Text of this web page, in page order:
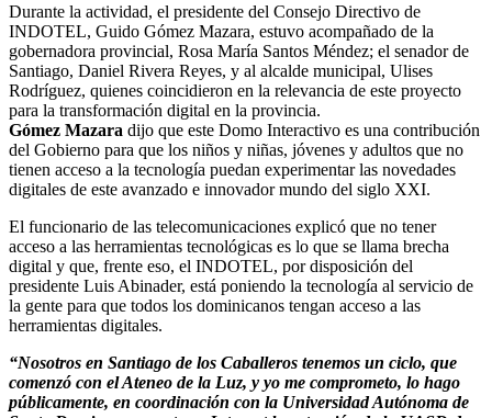
Durante la actividad, el presidente del Consejo Directivo de
INDOTEL, Guido Gómez Mazara, estuvo acompañado de la
gobernadora provincial, Rosa María Santos Méndez; el senador de
Santiago, Daniel Rivera Reyes, y al alcalde municipal, Ulises
Rodríguez, quienes coincidieron en la relevancia de este proyecto
para la transformación digital en la provincia.
Gómez Mazara dijo que este Domo Interactivo es una contribución
del Gobierno para que los niños y niñas, jóvenes y adultos que no
tienen acceso a la tecnología puedan experimentar las novedades
digitales de este avanzado e innovador mundo del siglo XXI.
El funcionario de las telecomunicaciones explicó que no tener
acceso a las herramientas tecnológicas es lo que se llama brecha
digital y que, frente eso, el INDOTEL, por disposición del
presidente Luis Abinader, está poniendo la tecnología al servicio de
la gente para que todos los dominicanos tengan acceso a las
herramientas digitales.
“Nosotros en Santiago de los Caballeros tenemos un ciclo, que
comenzó con el Ateneo de la Luz, y yo me comprometo, lo hago
públicamente, en coordinación con la Universidad Autónoma de